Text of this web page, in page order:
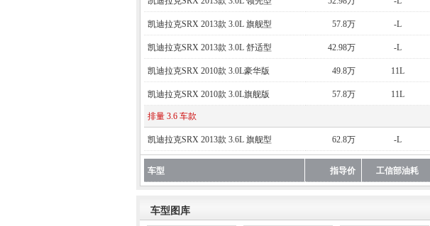
凯迪拉克SRX 2013款 3.0L 旗舰型 57.8万 -L
凯迪拉克SRX 2013款 3.0L 舒适型 42.98万 -L
凯迪拉克SRX 2010款 3.0L豪华版 49.8万 11L
凯迪拉克SRX 2010款 3.0L旗舰版 57.8万 11L
排量 3.6 车款
凯迪拉克SRX 2013款 3.6L 旗舰型 62.8万 -L
车型 指导价 工信部油耗
车型图库